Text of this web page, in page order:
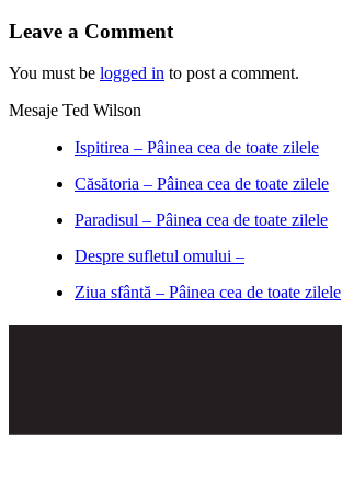
Leave a Comment
You must be logged in to post a comment.
Mesaje Ted Wilson
Ispitirea – Pâinea cea de toate zilele
Căsătoria – Pâinea cea de toate zilele
Paradisul – Pâinea cea de toate zilele
Despre sufletul omului –
Ziua sfântă – Pâinea cea de toate zilele